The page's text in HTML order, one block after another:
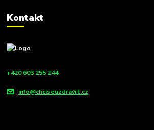
Kontakt
+420 603 255 244
info@chciseuzdravit.cz